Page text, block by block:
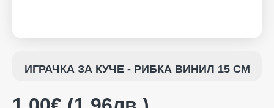
ИГРАЧКА ЗА КУЧЕ - РИБКА ВИНИЛ 15 СМ